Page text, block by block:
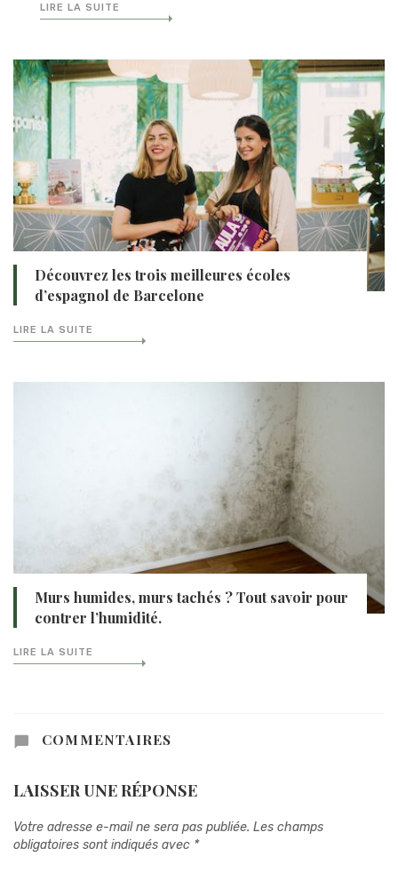
LIRE LA SUITE
Découvrez les trois meilleures écoles
d’espagnol de Barcelone
LIRE LA SUITE
Murs humides, murs tachés ? Tout savoir pour
contrer l’humidité.
LIRE LA SUITE
COMMENTAIRES
LAISSER UNE RÉPONSE
Votre adresse e-mail ne sera pas publiée. Les champs
obligatoires sont indiqués avec *